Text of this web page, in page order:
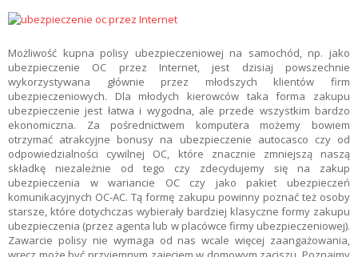
I
E
Z
E
N
I
A
B
L
O
G
P
O
Możliwość kupna polisy ubezpieczeniowej na samochód, np. jako
ubezpieczenie OC przez Internet, jest dzisiaj powszechnie
wykorzystywana głównie przez młodszych klientów firm
ubezpieczeniowych. Dla młodych kierowców taka forma zakupu
ubezpieczenie jest łatwa i wygodna, ale przede wszystkim bardzo
ekonomiczna. Za pośrednictwem komputera możemy bowiem
otrzymać atrakcyjne bonusy na ubezpieczenie autocasco czy od
odpowiedzialności cywilnej OC, które znacznie zmniejszą naszą
składkę niezależnie od tego czy zdecydujemy się na zakup
ubezpieczenia w wariancie OC czy jako pakiet ubezpieczeń
komunikacyjnych OC-AC. Tą formę zakupu powinny poznać też osoby
starsze, które dotychczas wybierały bardziej klasyczne formy zakupu
ubezpieczenia (przez agenta lub w placówce firmy ubezpieczeniowej).
Zawarcie polisy nie wymaga od nas wcale więcej zaangażowania,